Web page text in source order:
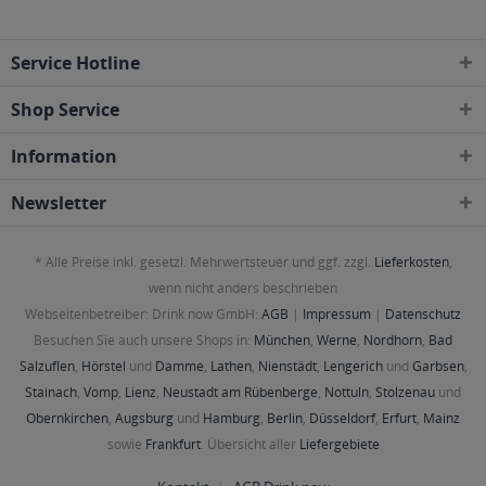
Service Hotline
Shop Service
Information
Newsletter
* Alle Preise inkl. gesetzl. Mehrwertsteuer und ggf. zzgl. Lieferkosten,
wenn nicht anders beschrieben
Webseitenbetreiber: Drink now GmbH: AGB | Impressum | Datenschutz
Besuchen Sie auch unsere Shops in: München, Werne, Nordhorn, Bad
Salzuflen, Hörstel und Damme, Lathen, Nienstädt, Lengerichund Garbsen,
Stainach, Vomp, Lienz, Neustadt am Rübenberge, Nottuln, Stolzenau und
Obernkirchen, Augsburg und Hamburg, Berlin, Düsseldorf, Erfurt, Mainz
sowie Frankfurt. Übersicht aller Liefergebiete